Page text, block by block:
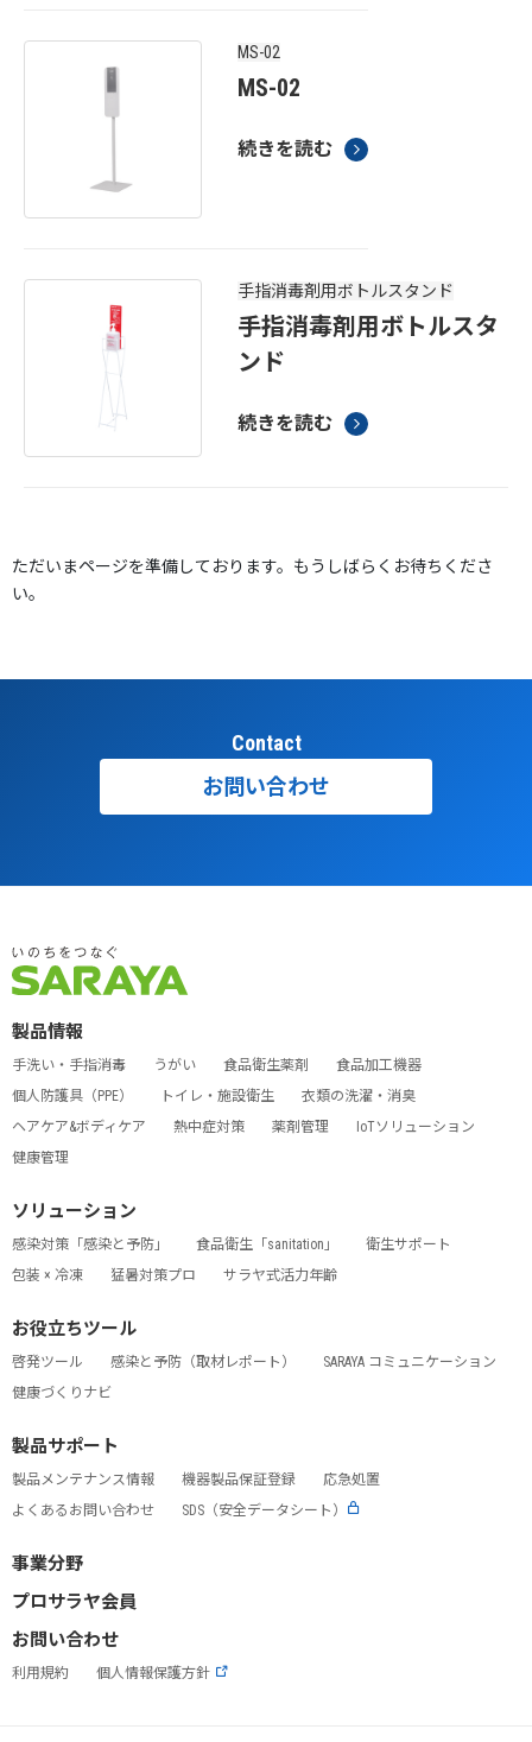
MS-02
MS-02
続きを読む
手指消毒剤用ボトルスタンド
手指消毒剤用ボトルスタ
ンド
続きを読む
ただいまページを準備しております。もうしばらくお待ちくださ
い。
Contact
お問い合わせ
製品情報
手洗い・手指消毒 うがい 食品衛生薬剤
食品加工機器
個人防護具（PPE）
トイレ・施設衛生
衣類の洗濯・消臭
ヘアケア&ボディケア
熱中症対策 薬剤管理
IoTソリューション
健康管理
ソリューション
感染対策「感染と予防」 食品衛生「sanitation」
衛生サポート
包装 × 冷凍
猛暑対策プロ サラヤ式活力年齢
お役立ちツール
啓発ツール 感染と予防（取材レポート）
SARAYA コミュニケーション
健康づくりナビ
製品サポート
製品メンテナンス情報 機器製品保証登録
応急処置
よくあるお問い合わせ
SDS（安全データシート）
事業分野
プロサラヤ会員
お問い合わせ
利用規約 個人情報保護方針